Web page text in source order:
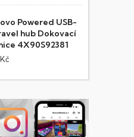
Powered USB-
hub Dokovací
4X90S92381